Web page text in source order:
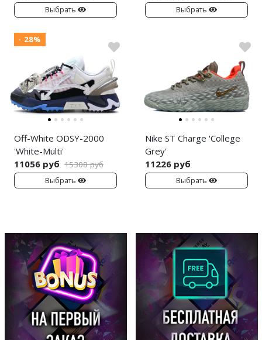
Выбрать Выбрать
- 28%
Off-White ODSY-2000
'White-Multi'
11056 руб 15308 руб
Выбрать
Nike ST Charge 'College
Grey'
11226 руб
Выбрать